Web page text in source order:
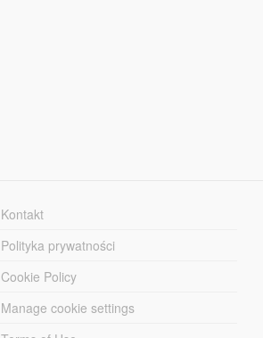
Kontakt
Polityka prywatności
Cookie Policy
Manage cookie settings